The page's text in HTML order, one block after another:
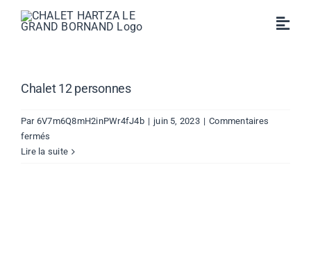
Passer
Toggle
Chalet 12 personnes
Par 6V7m6Q8mH2inPWr4fJ4b | juin 5, 2023 | Commentaires
fermés
Chalet
Lire la suite